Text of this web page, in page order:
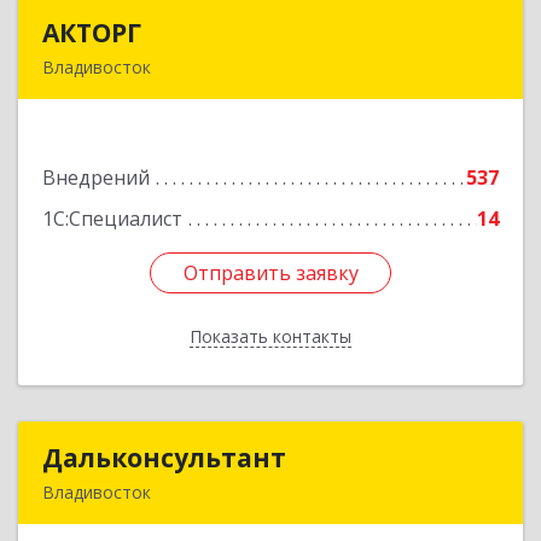
АКТОРГ
Владивосток
Внедрений
537
1С:Специалист
14
Отправить заявку
Показать контакты
Подробнее
Отправить заявку
Назад
Дальконсультант
Владивосток
Дальконсультант